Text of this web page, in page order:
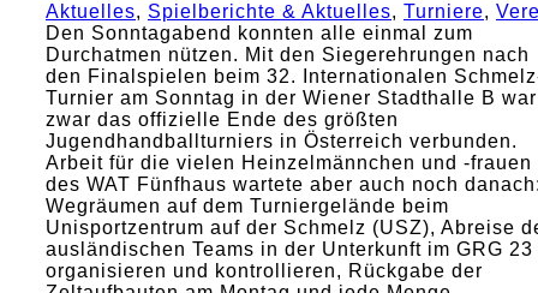
Aktuelles, Spielberichte & Aktuelles, Turniere,
Den Sonntagabend konnten alle einmal zum
Durchatmen nützen. Mit den Siegerehrungen nach
den Finalspielen beim 32. Internationalen
Turnier am Sonntag in der Wiener Stadthalle B war
zwar das offizielle Ende des größten
Jugendhandballturniers in Österreich verbunden.
Arbeit für die vielen Heinzelmännchen und -frauen
des WAT Fünfhaus wartete aber auch noch
Wegräumen auf dem Turniergelände beim
Unisportzentrum auf der Schmelz (USZ), Abreise
ausländischen Teams in der Unterkunft im GRG 23
organisieren und kontrollieren, Rückgabe der